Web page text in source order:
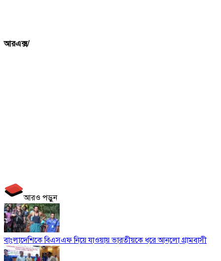
আরএক্স/
আরও পড়ুন
বাংলাদেশিকে বিএসএফ নিয়ে যাওয়ায় ভারতীয়কে ধরে আনলো গ্রামবাসী